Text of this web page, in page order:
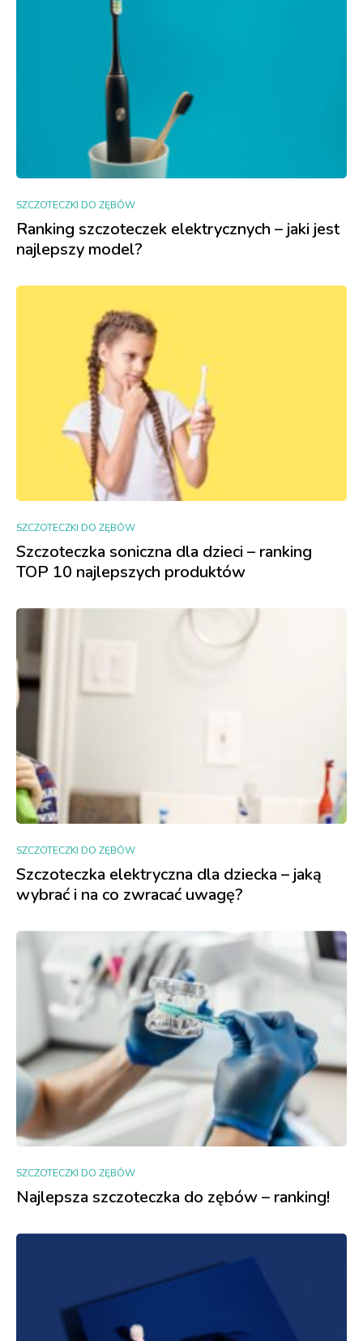
SZCZOTECZKI DO ZĘBÓW
Ranking szczoteczek elektrycznych – jaki jest
najlepszy model?
SZCZOTECZKI DO ZĘBÓW
Szczoteczka soniczna dla dzieci – ranking
TOP 10 najlepszych produktów
SZCZOTECZKI DO ZĘBÓW
Szczoteczka elektryczna dla dziecka – jaką
wybrać i na co zwracać uwagę?
SZCZOTECZKI DO ZĘBÓW
Najlepsza szczoteczka do zębów – ranking!